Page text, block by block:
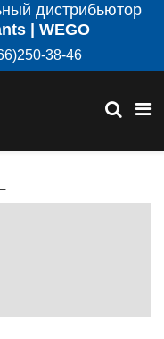
дистрибьютор
| WEGO
38-46